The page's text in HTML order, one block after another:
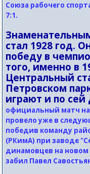
Союза рабочего
7:1.
стал 1928 год.
победу в
того, именно в
Центральный
Петровском
играют и по сей
официальный матч
провело уже в
победив команду
(РКимА) при заводе
динамовцев на
забил Павел